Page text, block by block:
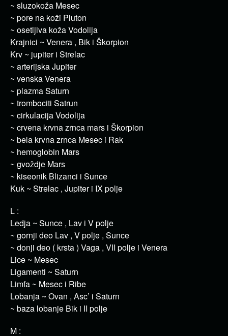
~ sluzokoža Mesec
~ pore na koži Pluton
~ osetljiva koža Vodolija
Krajnici ~ Venera , Bik i Škorpion
Krv ~ jupiter i Strelac
~ arterijska Jupiter
~ venska Venera
~ plazma Saturn
~ trombociti Satrun
~ cirkulacija Vodolija
~ crvena krvna zrnca mars i Škorpion
~ bela krvna zrnca Mesec i Rak
~ hemoglobin Mars
~ gvoždje Mars
~ kiseonik Blizanci i Sunce
Kuk ~ Strelac , Jupiter i IX polje
L :
Ledja ~ Sunce , Lav i V polje
~ gornji deo Lav , V polje , Sunce
~ donji deo ( krsta ) Vaga , VII polje i Venera
Lice ~ Mesec
Ligamenti ~ Saturn
Limfa ~ Mesec i Ribe
Lobanja ~ Ovan , Asc’ i Saturn
~ baza lobanje Bik i II polje
M :